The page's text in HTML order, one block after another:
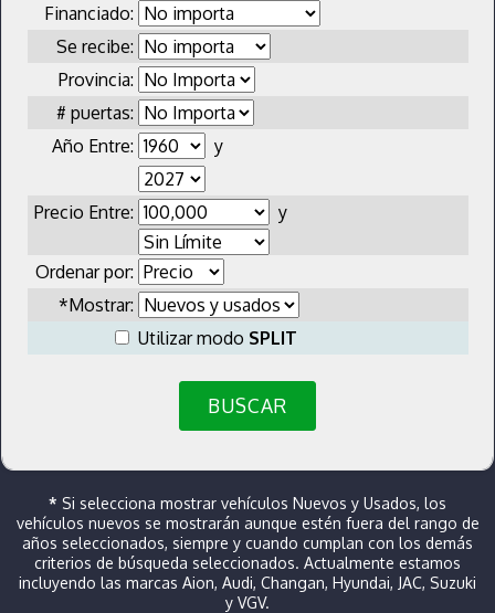
Financiado:
Se recibe:
Provincia:
# puertas:
Año Entre:
y
Precio Entre: y
Ordenar por:
*Mostrar:
Utilizar modo SPLIT
BUSCAR
* Si selecciona mostrar vehículos Nuevos y Usados, los
vehículos nuevos se mostrarán aunque estén fuera del rango de
años seleccionados, siempre y cuando cumplan con los demás
criterios de búsqueda seleccionados. Actualmente estamos
incluyendo las marcas Aion, Audi, Changan, Hyundai, JAC, Suzuki
y VGV.